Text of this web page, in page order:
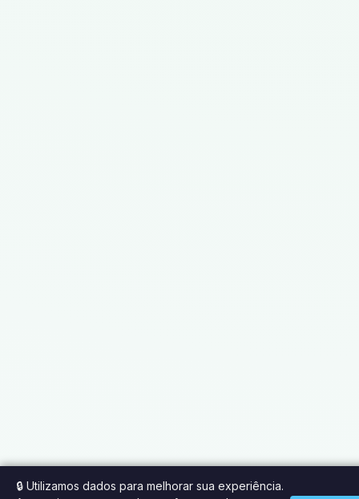
🔒 Utilizamos dados para melhorar sua experiência.